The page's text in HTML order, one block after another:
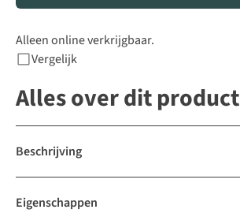
Alleen online verkrijgbaar.
Vergelijk
Alles over dit product
Beschrijving
Eigenschappen